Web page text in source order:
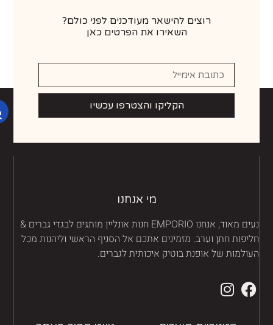
רוצים להישאר מעודכנים לפני כולם?
השאירו את הפרטים כאן
הקליקו והצטרפו עכשיו
מי אנחנו
נעים מאוד, אנחנו EMPORIO חנות אונליין מותגים לבגדי גברים &
חתן וערב. מזמינים אתכם אל הסניף הראשי וליהנות מכל
של אופנת בוטיק איכותית לגברים.